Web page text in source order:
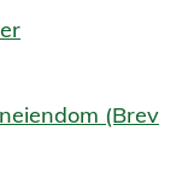
(Brev